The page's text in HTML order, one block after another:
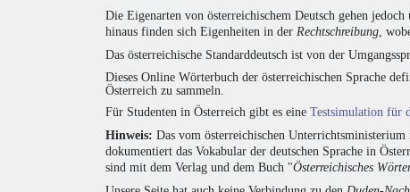
Die Eigenarten von österreichischem Deutsch gehen
hinaus finden sich Eigenheiten in der Rechtschreibung ,
Das österreichische Standarddeutsch ist von der
Dieses Online Wörterbuch der österreichischen Sprache
Österreich zu sammeln.
Für Studenten in Österreich gibt es eine Testsimulation für
Hinweis: Das vom österreichischen
dokumentiert das Vokabular der deutschen Sprache in
sind mit dem Verlag und dem Buch "Österreichisches